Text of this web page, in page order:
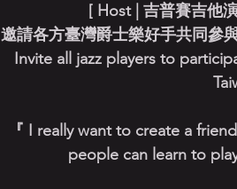
[ Host | 吉普賽吉他
邀請各方臺灣爵士樂好手共同參
Invite all jazz players to
『 I really want to create a
people can learn to